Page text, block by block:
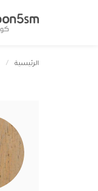
الرئيسية